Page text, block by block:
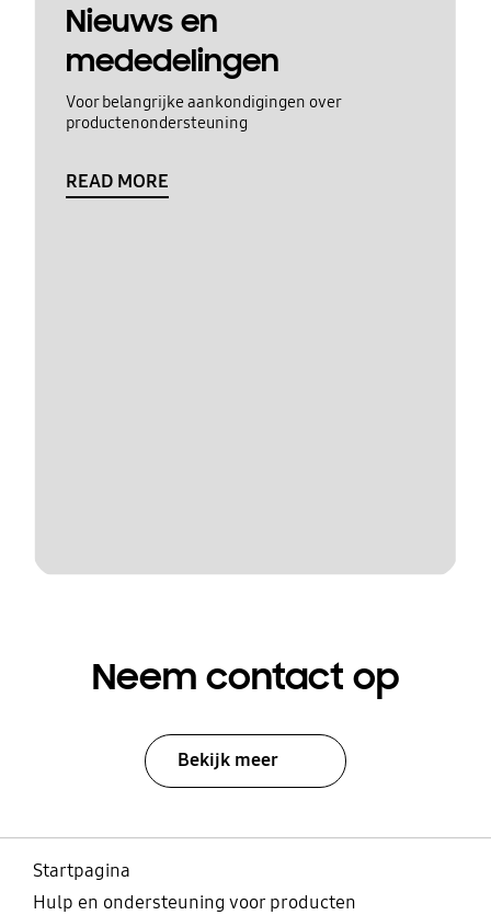
Nieuws en
mededelingen
Voor belangrijke aankondigingen over
productenondersteuning
READ MORE
Neem contact op
Bekijk meer
Startpagina
Hulp en ondersteuning voor producten